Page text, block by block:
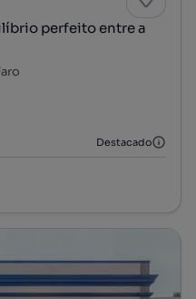
perfeito entre a
Destacado